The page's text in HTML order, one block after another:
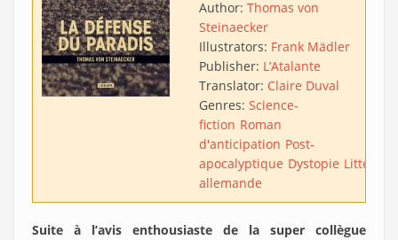
Author: Thomas von
Steinaecker
Illustrators: Frank Mädler
Publisher: L’Atalante
Translator: Claire Duval
Genres: Science-
fiction Roman
d'anticipation Post-
apocalyptique Dystopie
allemande
Suite à l’avis enthousiaste de la super collègue